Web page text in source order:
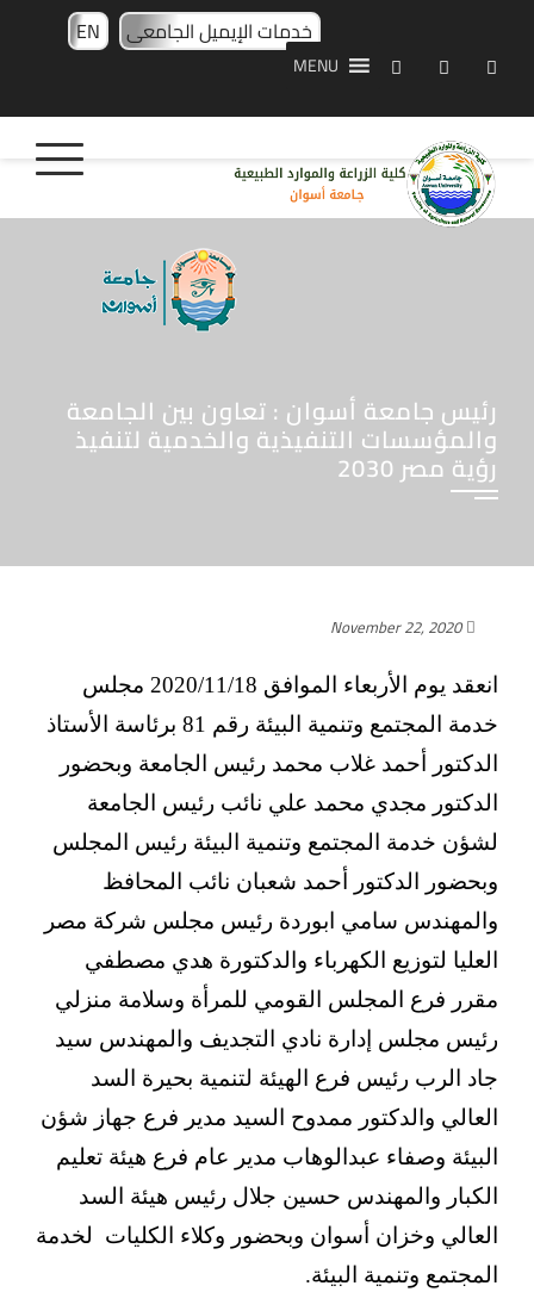
EN خدمات الإيميل الجامعى
MENU
رئيس جامعة أسوان : تعاون بين الجامعة
والمؤسسات التنفيذية والخدمية لتنفيذ
رؤية مصر 2030
November 22, 2020
انعقد يوم الأربعاء الموافق 2020/11/18 مجلس
خدمة المجتمع وتنمية البيئة رقم 81 برئاسة الأستاذ
الدكتور أحمد غلاب محمد رئيس الجامعة وبحضور
الدكتور مجدي محمد علي نائب رئيس الجامعة
لشؤن خدمة المجتمع وتنمية البيئة رئيس المجلس
وبحضور الدكتور أحمد شعبان نائب المحافظ
والمهندس سامي ابوردة رئيس مجلس شركة مصر
العليا لتوزيع الكهرباء والدكتورة هدي مصطفي
مقرر فرع المجلس القومي للمرأة وسلامة منزلي
رئيس مجلس إدارة نادي التجديف والمهندس سيد
جاد الرب رئيس فرع الهيئة لتنمية بحيرة السد
العالي والدكتور ممدوح السيد مدير فرع جهاز شؤن
البيئة وصفاء عبدالوهاب مدير عام فرع هيئة تعليم
الكبار والمهندس حسين جلال رئيس هيئة السد
العالي وخزان أسوان وبحضور وكلاء الكليات لخدمة
المجتمع وتنمية البيئة.